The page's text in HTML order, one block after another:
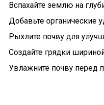
Вспахайте землю на
Добавьте органические
Рыхлите почву для
Создайте грядки
Увлажните почву перед